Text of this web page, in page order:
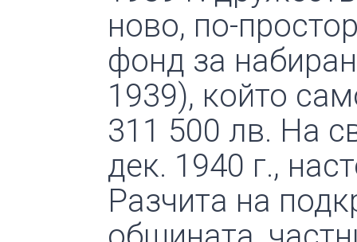
ново, по-
фонд за
1939), който
311 500 лв. На
дек. 1940 г.,
Разчита на